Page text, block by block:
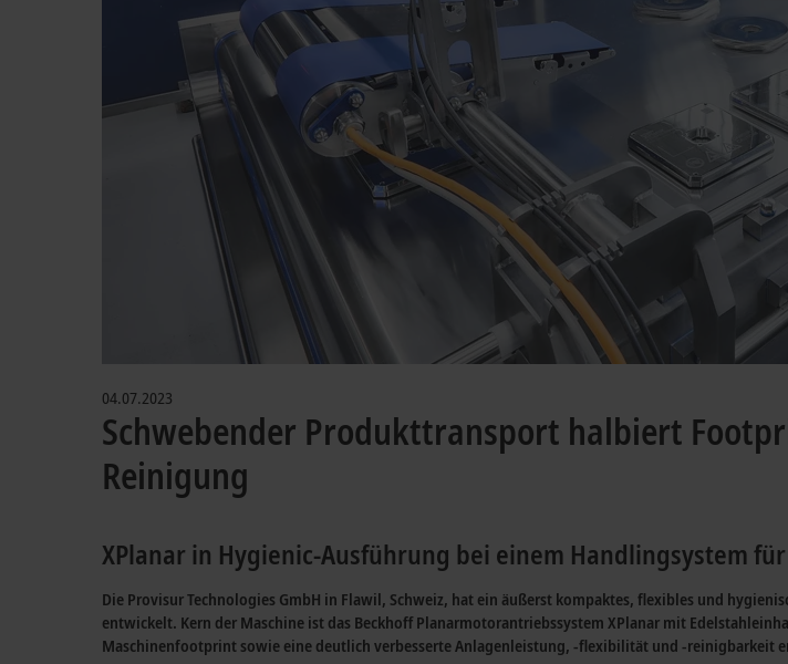
04.07.2023
Schwebender Produkttransport halbiert
Reinigung
XPlanar in Hygienic-Ausführung bei einem Handlingsystem
Die Provisur Technologies GmbH in Flawil, Schweiz, hat ein äußerst kompaktes, flexibles und
entwickelt. Kern der Maschine ist das Beckhoff Planarmotorantriebssystem XPlanar mit
Maschinenfootprint sowie eine deutlich verbesserte Anlagenleistung, -flexibilität und -reinigbarkeit